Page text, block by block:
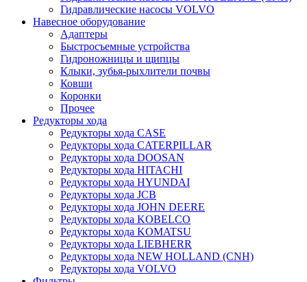
Гидравлические насосы VOLVO
Навесное оборудование
Адаптеры
Быстросъемные устройства
Гидроножницы и щипцы
Клыки, зубья-рыхлители почвы
Ковши
Коронки
Прочее
Редукторы хода
Редукторы хода CASE
Редукторы хода CATERPILLAR
Редукторы хода DOOSAN
Редукторы хода HITACHI
Редукторы хода HYUNDAI
Редукторы хода JCB
Редукторы хода JOHN DEERE
Редукторы хода KOBELCO
Редукторы хода KOMATSU
Редукторы хода LIEBHERR
Редукторы хода NEW HOLLAND (CNH)
Редукторы хода VOLVO